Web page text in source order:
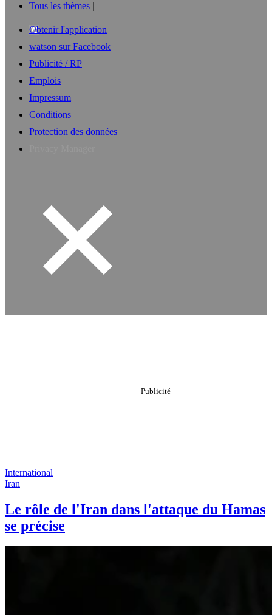
Tous les thèmes
Obtenir l'application
watson sur Facebook
Publicité / RP
Emplois
Impressum
Conditions
Protection des données
International
Iran
Le rôle de l'Iran dans l'attaque du Hamas
se précise